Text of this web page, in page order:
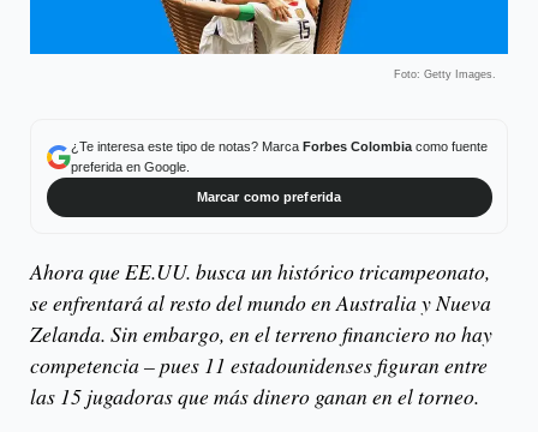
Foto: Getty Images.
¿Te interesa este tipo de notas? Marca Forbes Colombiacomo fuente
preferida en Google.
Marcar como preferida
Ahora que EE.UU. busca un histórico tricampeonato,
se enfrentará al resto del mundo en Australia y Nueva
Zelanda. Sin embargo, en el terreno financiero no hay
competencia – pues 11 estadounidenses figuran entre
las 15 jugadoras que más dinero ganan en el torneo.